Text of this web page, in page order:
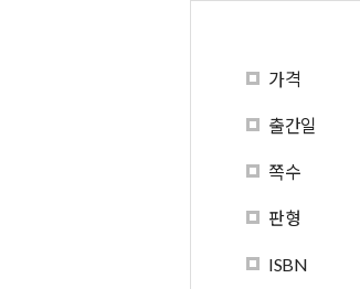
가격
출간일
쪽수
판형
ISBN